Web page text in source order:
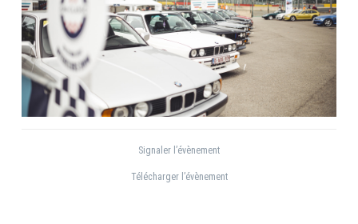
Signaler l’évènement
Télécharger l’évènement